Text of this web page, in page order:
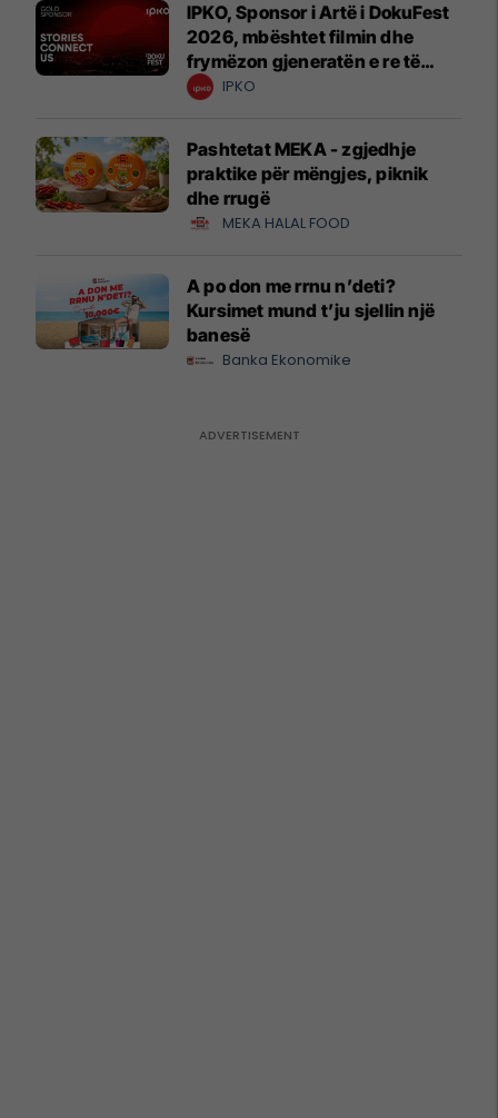
IPKO, Sponsor i Artë i DokuFest
2026, mbështet filmin dhe
frymëzon gjeneratën e re të
krijuesve
IPKO
Pashtetat MEKA - zgjedhje
praktike për mëngjes, piknik
dhe rrugë
MEKA HALAL FOOD
A po don me rrnu n’deti?
Kursimet mund t’ju sjellin një
banesë
Banka Ekonomike